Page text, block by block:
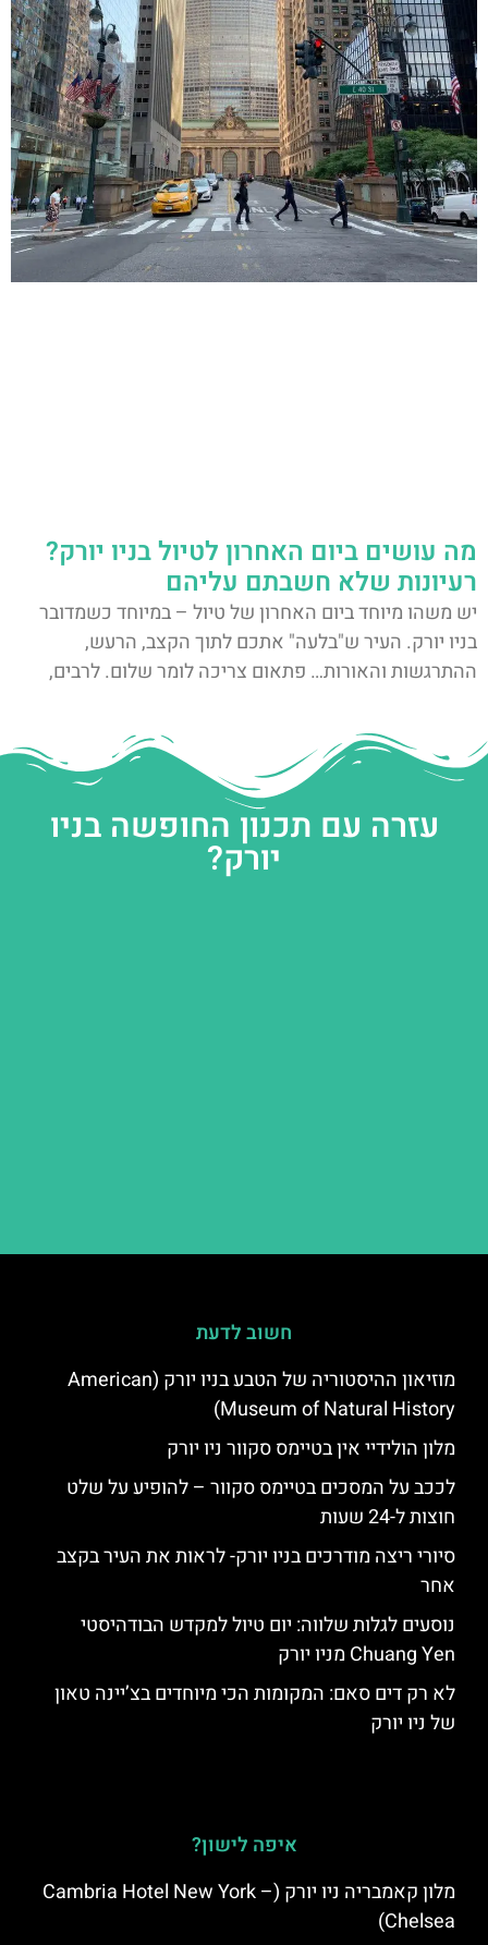
מה עושים ביום האחרון לטיול בניו יורק?
רעיונות שלא חשבתם עליהם
יש משהו מיוחד ביום האחרון של טיול – במיוחד כשמדובר
בניו יורק. העיר ש"בלעה" אתכם לתוך הקצב, הרעש,
ההתרגשות והאורות… פתאום צריכה לומר שלום. לרבים,
עזרה עם תכנון החופשה בניו
יורק?
חשוב לדעת
מוזיאון ההיסטוריה של הטבע בניו יורק (American
Museum of Natural History)
מלון הולידיי אין בטיימס סקוור ניו יורק
לככב על המסכים בטיימס סקוור – להופיע על שלט
חוצות ל-24 שעות
סיורי ריצה מודרכים בניו יורק- לראות את העיר בקצב
אחר
נוסעים לגלות שלווה: יום טיול למקדש הבודהיסטי
Chuang Yen מניו יורק
לא רק דים סאם: המקומות הכי מיוחדים בצ’יינה טאון
של ניו יורק
איפה לישון?
מלון קאמבריה ניו יורק (Cambria Hotel New York –
Chelsea)